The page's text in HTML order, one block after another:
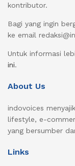
kontributor.
Bagi yang ingin
ke email
Untuk informasi
ini.
About Us
indovoices
lifestyle, e-
yang bersumber
Links